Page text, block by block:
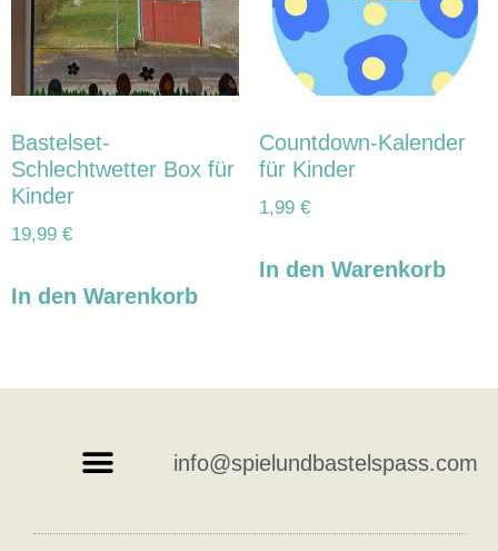
Bastelset-
Schlechtwetter Box für
Kinder
19,99 €
In den Warenkorb
Countdown-Kalender
für Kinder
1,99 €
In den Warenkorb
info@spielundbastelspass.com